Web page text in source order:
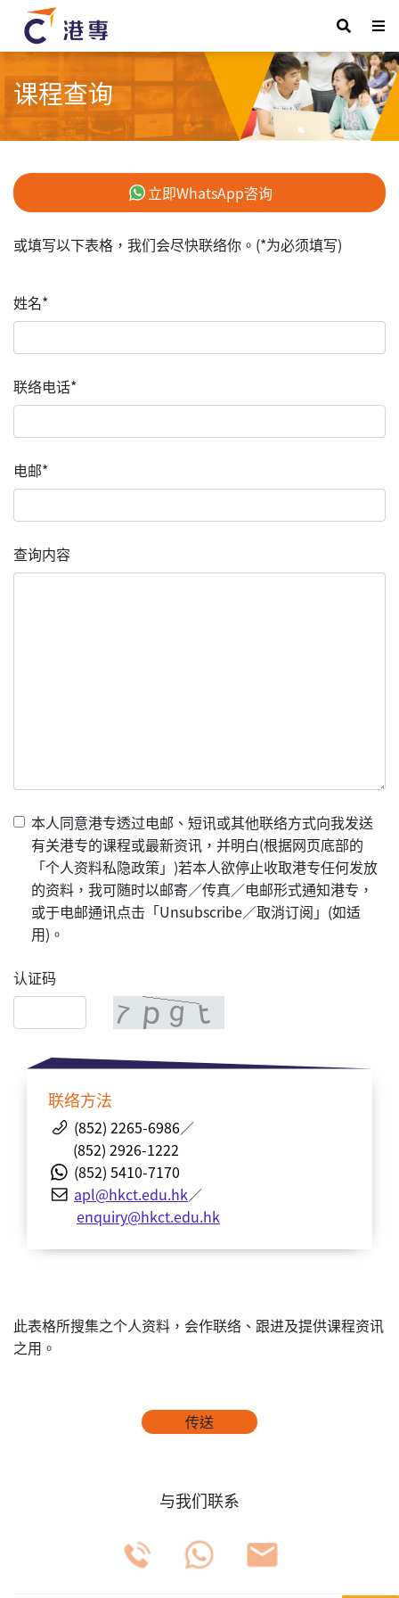
课程查询
立即WhatsApp咨询
或填写以下表格，我们会尽快联络你。(*为必须填写)
姓名*
联络电话*
电邮*
查询内容
本人同意港专透过电邮、短讯或其他联络方式向我发送
有关港专的课程或最新资讯，并明白(根据网页底部的
「个人资料私隐政策」)若本人欲停止收取港专任何发放
的资料，我可随时以邮寄／传真／电邮形式通知港专，
或于电邮通讯点击「Unsubscribe／取消订阅」(如适
用)。
认证码
联络方法
(852) 2265-6986／
(852) 2926-1222
(852) 5410-7170
apl@hkct.edu.hk／
enquiry@hkct.edu.hk
此表格所搜集之个人资料，会作联络、跟进及提供课程资讯
之用。
传送
与我们联系